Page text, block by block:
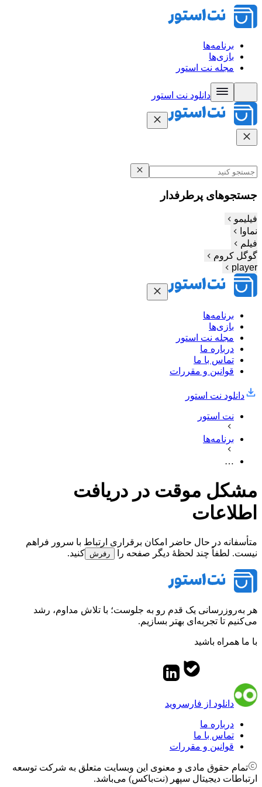
برنامه‌ها
بازی‌ها
مجله نت استور
دانلود نت‌ استور
جستجوهای پرطرفدار
فیلیمو
نماوا
فیلم‌
گوگل کروم
player
برنامه‌ها
بازی‌ها
مجله نت استور
درباره ما
تماس با ما
قوانین و مقررات
دانلود نت‌ استور
نت استور
برنامه‌ها
…
مشکل موقت در دریافت
اطلاعات
متأسفانه در حال حاضر امکان برقراری ارتباط با سرور فراهم
نیست. لطفاً چند لحظهٔ دیگر صفحه را
رفرش کنید.
هر به‌روزرسانی یک قدم رو به جلوست؛ با تلاش مداوم، رشد
می‌کنیم تا تجربه‌ای بهتر بسازیم.
با ما همراه باشید
دانلود از فارسروید
درباره ما
تماس با ما
قوانین و مقررات
تمام حقوق مادی و معنوی این وبسایت متعلق به شرکت توسعه
ارتباطات دیجیتال سپهر (نت‌باکس) می‌باشد.